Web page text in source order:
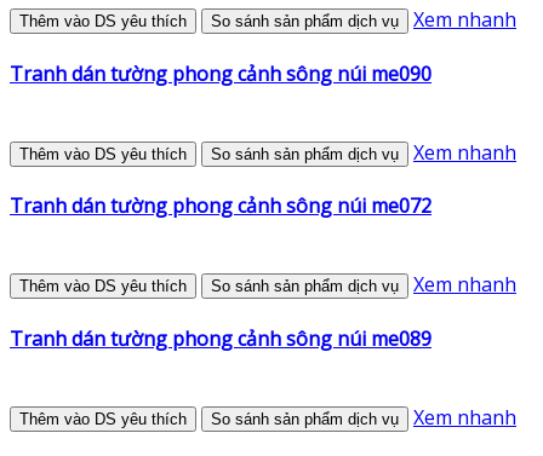
Thêm vào DS yêu thích So sánh sản phẩm dịch vụ Xem nhanh
Tranh dán tường phong cảnh sông núi me090
Thêm vào DS yêu thích So sánh sản phẩm dịch vụ Xem nhanh
Tranh dán tường phong cảnh sông núi me072
Thêm vào DS yêu thích So sánh sản phẩm dịch vụ Xem nhanh
Tranh dán tường phong cảnh sông núi me089
Thêm vào DS yêu thích So sánh sản phẩm dịch vụ Xem nhanh